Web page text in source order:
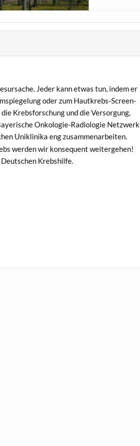
Jed­er kann etwas tun, indem er
oder zum Hautkrebs-Screen­
Kreb­s­forschung und die Ver­sorgung,
Onkolo­gie-Radi­olo­gie Net­zw­erk
Uniklini­ka eng zusam­me­nar­beit­en.
wer­den wir kon­se­quent weit­erge­hen!
Deutschen Krebshilfe.